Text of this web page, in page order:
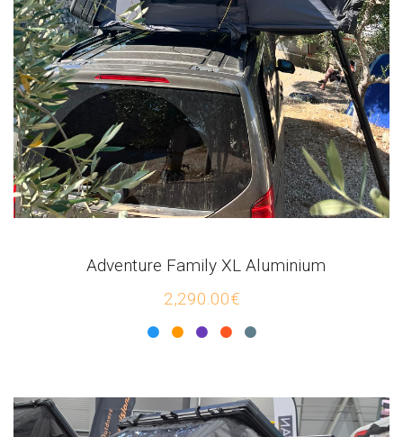
Adventure Family XL Aluminium
2,290.00€